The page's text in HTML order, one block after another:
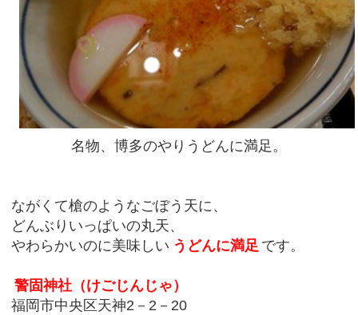
名物、博多のやりうどんに満足。
ながくて槍のようなごぼう天に、
どんぶりいっぱいの丸天、
やわらかいのに美味しい うどんに満足 です。
警固神社（けごじんじゃ）
福岡市中央区天神2－2－20